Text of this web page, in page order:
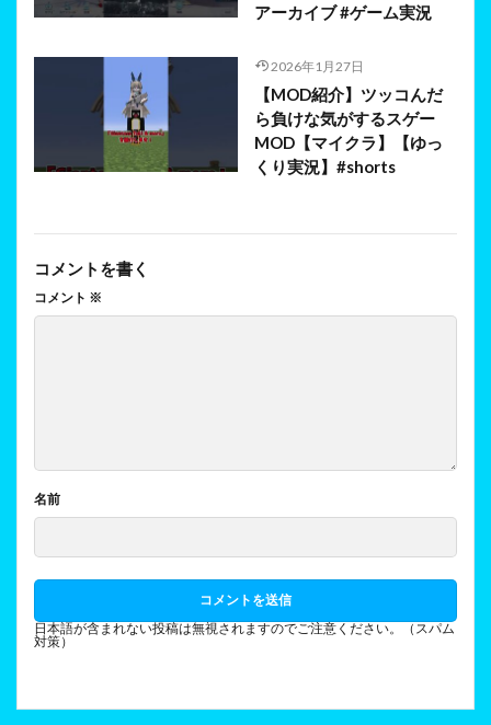
アーカイブ #ゲーム実況
2026年1月27日
【MOD紹介】ツッコんだ
ら負けな気がするスゲー
MOD【マイクラ】【ゆっ
くり実況】#shorts
コメントを書く
コメント ※
名前
日本語が含まれない投稿は無視されますのでご注意ください。（スパム
対策）